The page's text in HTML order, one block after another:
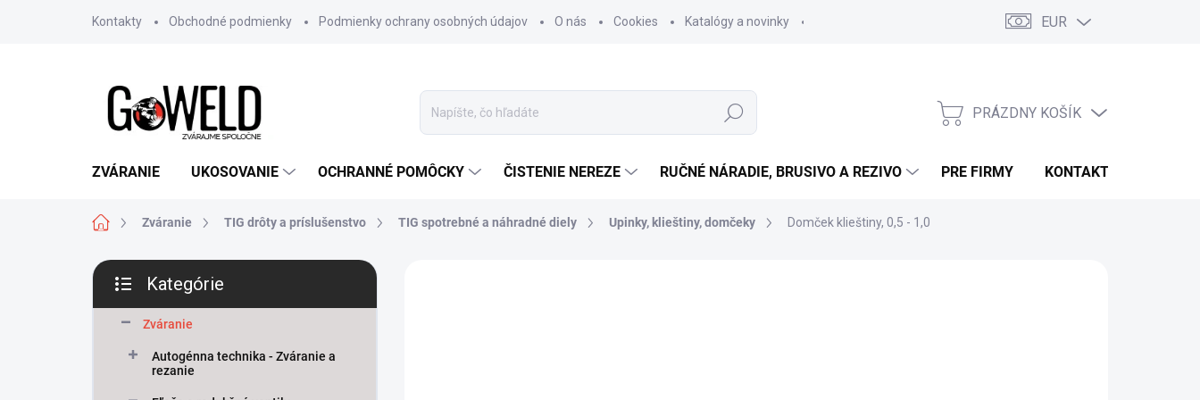
Kontakty
Obchodné podmienky Podmienky ochrany osobných údajov O nás Cookies Katalógy a novinky Poučenie o uplatnení práva spotrebiteľa na odstúpenie od zmluvy
EUR
Hľadať NÁKUPNÝ KOŠÍK
PRÁZDNY KOŠÍK
ZVÁRANIE UKOSOVANIE OCHRANNÉ POMÔCKY ČISTENIE NEREZE RUČNÉ NÁRADIE, BRUSIVO A REZIVO PRE FIRMY KONTAKTY
DomovZváranie TIG drôty a príslušenstvo TIG spotrebné a náhradné diely Upinky, klieštiny, domčeky Domček klieštiny, 0,5 - 1,0
Bočný panel
Preskočiť kategórie
Kategórie
Zváranie
Autogénna technika - Zváranie a
rezanie